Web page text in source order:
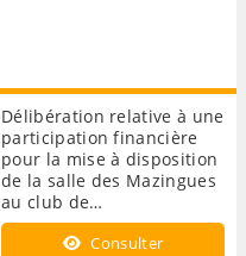
Délibération relative à une
participation financière
pour la mise à disposition
de la salle des Mazingues
au club de…
Consulter